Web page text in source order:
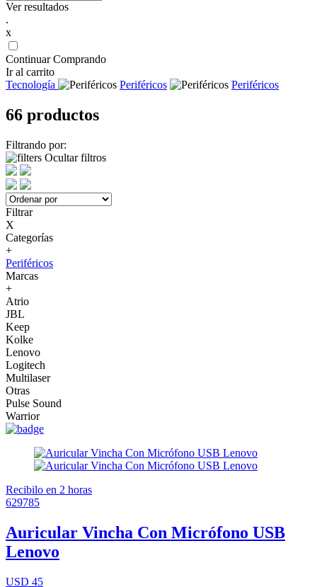
Ver resultados
.
x
Continuar Comprando
Ir al carrito
Tecnología
Periféricos Periféricos
66 productos
Filtrando por:
Ocultar filtros
Filtrar
X
Categorías
+
Periféricos
Marcas
+
Atrio
JBL
Keep
Kolke
Lenovo
Logitech
Multilaser
Otras
Pulse Sound
Warrior
Recibilo en 2 horas
629785
Auricular Vincha Con Micrófono USB
Lenovo
USD 45